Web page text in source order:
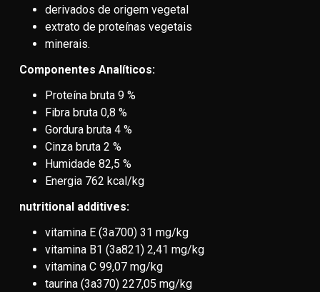
derivados de origem vegetal
extrato de proteínas vegetais
minerais.
Componentes Analíticos:
Proteína bruta 9 %
Fibra bruta 0,8 %
Gordura bruta 4 %
Cinza bruta 2 %
Humidade 82,5 %
Energia 762 kcal/kg
nutritional additives:
vitamina E (3a700) 31 mg/kg
vitamina B1 (3a821) 2,41 mg/kg
vitamina C 99,07 mg/kg
taurina (3a370) 227,05 mg/kg